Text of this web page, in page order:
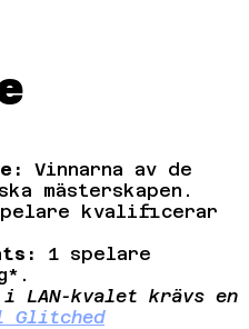
Vinnarna av de
mästerskapen.
kvalificerar
1 spelare
kvalet krävs en